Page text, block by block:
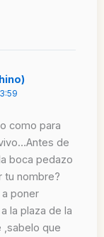
como para
de
boca pedazo
tu nombre?
poner
la plaza de la
,sabelo que